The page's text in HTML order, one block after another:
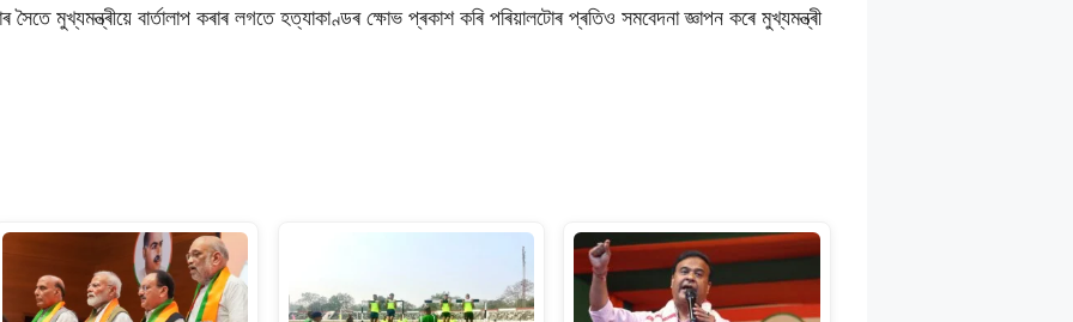
মুখ্যমন্ত্ৰীয়ে বাৰ্তালাপ কৰাৰ লগতে হত্যাকাণ্ডৰ ক্ষোভ প্ৰকাশ কৰি পৰিয়ালটোৰ প্ৰতিও সমবেদনা জ্ঞাপন কৰে মুখ্যমন্ত্ৰী